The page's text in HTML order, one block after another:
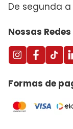
De segunda a
Nossas
Formas de